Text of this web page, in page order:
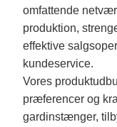
omfattende
produktion,
effektive
kundeservice.
Vores
præferencer og
gardinstænger,